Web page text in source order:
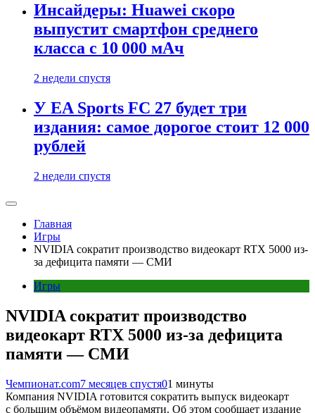
Инсайдеры: Huawei скоро
выпустит смартфон среднего
класса с 10 000 мАч
2 недели спустя
У EA Sports FC 27 будет три
издания: самое дорогое стоит 12 000
рублей
2 недели спустя
Главная
Игры
NVIDIA сократит производство видеокарт RTX 5000 из-
за дефицита памяти — СМИ
Игры
NVIDIA сократит производство
видеокарт RTX 5000 из-за дефицита
памяти — СМИ
Чемпионат.com7 месяцев спустя01 минуты
Компания NVIDIA готовится сократить выпуск видеокарт
с большим объёмом видеопамяти. Об этом сообщает издание